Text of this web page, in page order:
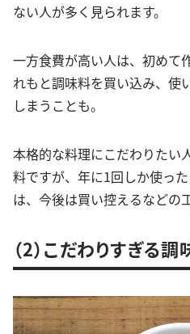
ない人が多く見られます。
一方食費が高い人は、初めて
れもと調味料を買い込み、使
しまうことも。
本格的な料理にこだわりたい
料ですが、年に1回しか使っ
は、今後は買い控えるなどの
（2）こだわりすぎる調